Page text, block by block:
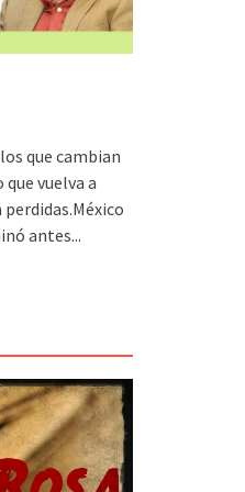
que cambian
vuelva a
antes...